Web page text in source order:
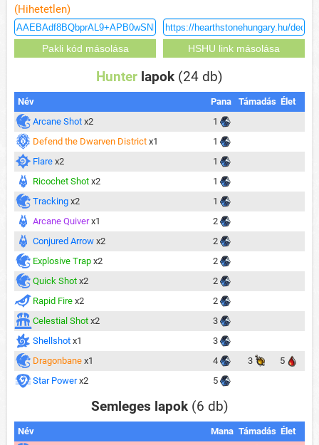
(Hihetetlen)
Hunter lapok (24 db)
Név Pana Támadás Élet
Arcane Shot x2
1
Defend the Dwarven District x1
1
Flare x2
1
Ricochet Shot x2
1
Tracking x2
1
Arcane Quiver x1
2
Conjured Arrow x2
2
Explosive Trap x2
2
Quick Shot x2
2
Rapid Fire x2
2
Celestial Shot x2
3
Shellshot x1
3
Dragonbane x1 4 3
5
Star Power x2 5
Semleges lapok (6 db)
Név Mana Támadás Élet